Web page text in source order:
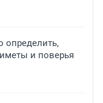
определить,
и поверья